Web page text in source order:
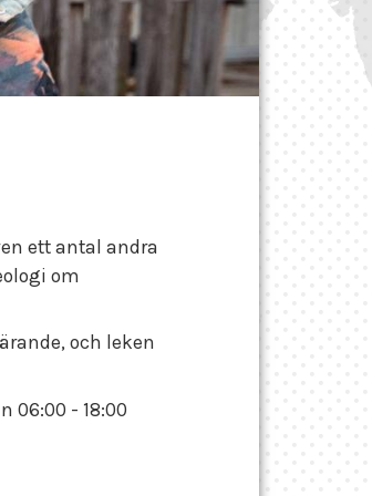
ett antal andra
om
och leken
06:00 - 18:00